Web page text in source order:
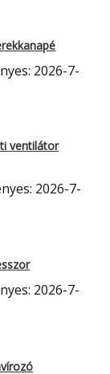
2026-7-
ventilátor
2026-7-
2026-7-